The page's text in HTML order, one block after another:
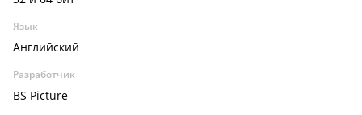
Язык
Английский
Разработчик
BS Picture